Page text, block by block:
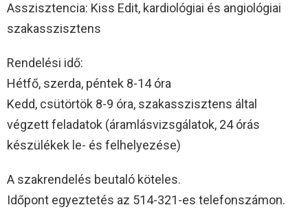
Asszisztencia: Kiss Edit, kardiológiai és angiológiai
szakasszisztens
Rendelési idő:
Hétfő, szerda, péntek 8-14 óra
Kedd, csütörtök 8-9 óra, szakasszisztens által
végzett feladatok (áramlásvizsgálatok, 24 órás
készülékek le- és felhelyezése)
A szakrendelés beutaló köteles.
Időpont egyeztetés az 514-321-es telefonszámon.